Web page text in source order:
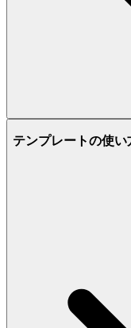
テンプレートの使